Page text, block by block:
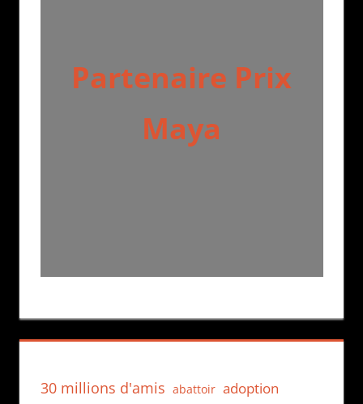
Partenaire Prix
Maya
30 millions d'amis abattoir adoption